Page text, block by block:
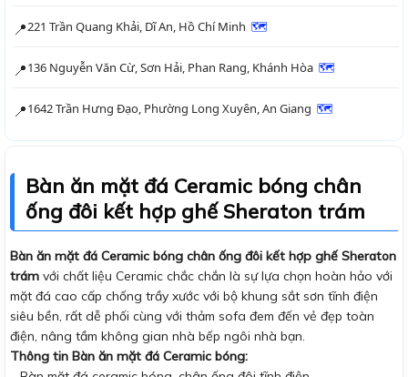
📍221 Trần Quang Khải, Dĩ An, Hồ Chí Minh 🗺
📍136 Nguyễn Văn Cừ, Sơn Hải, Phan Rang, Khánh Hòa 🗺
📍1642 Trần Hưng Đạo, Phường Long Xuyên, An Giang 🗺
Bàn ăn mặt đá Ceramic bóng chân
ống đôi kết hợp ghế Sheraton trám
Bàn ăn mặt đá Ceramic bóng chân ống đôi kết hợp ghế Sheraton
trám với chất liệu Ceramic chắc chắn là sự lựa chọn hoàn hảo với
mặt đá cao cấp chống trầy xước với bộ khung sắt sơn tĩnh điện
siêu bền, rất dễ phối cùng với thảm sofa đem đến vẻ đẹp toàn
điện, nâng tầm không gian nhà bếp ngôi nhà bạn.
Thông tin Bàn ăn mặt đá Ceramic bóng: